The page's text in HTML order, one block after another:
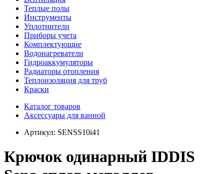
Теплые полы
Инструменты
Уплотнители
Приборы учета
Комплектующие
Водонагреватели
Гидроаккумуляторы
Радиаторы отопления
Теплоизоляция для труб
Краски
Каталог товаров
Аксессуары для ванной
Артикул: SENSS10i41
Крючок одинарный IDDIS